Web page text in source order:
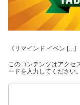
《リマインド イベン […]
このコンテンツはアクセ
ードを入力してください。